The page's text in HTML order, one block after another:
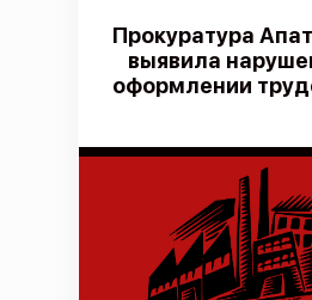
Прокуратура
выявила
оформлении